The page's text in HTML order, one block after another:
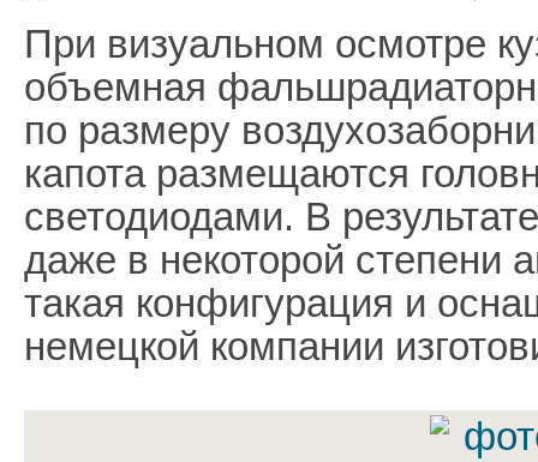
При визуальном осмотре
объемная
по размеру
капота размещаются
светодиодами. В
даже в некоторой степени
такая конфигурация и
немецкой компании